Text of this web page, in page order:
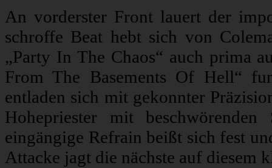
An vorderster Front lauert der
schroffe Beat hebt sich von
„Party In The Chaos“ auch prima
From The Basements Of Hell“
entladen sich mit gekonnter
Hohepriester mit
eingängige Refrain beißt sich fest
Attacke jagt die nächste auf diesem